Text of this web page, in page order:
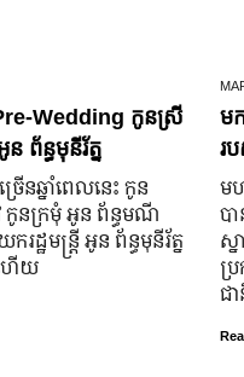
Wedding កូនស្រី
ព័ន្ធមុនីរ័ត្ន
ើន​ឆ្នាំ​ពេលនេះ កូន
នក្រមុំ អូន ព័ន្ធមណី
ដ្ឋមន្ត្រី អូន ព័ន្ធមុនីរ័ត្ន
ើយ
ម
រ
ម
ប
ស្
ប្
ជា